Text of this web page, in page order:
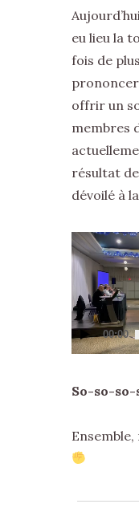
eu lieu la
fois de
offrir un
membres
résultat
dévoilé à
Lecteur
vidéo
00:00
So-so-
Ensemble,